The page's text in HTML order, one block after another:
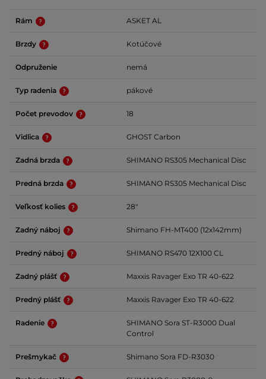
Rám ASKET AL
Brzdy Kotúčové
Odpruženie nemá
Typ radenia pákové
Počet prevodov 18
Vidlica GHOST Carbon
Zadná brzda SHIMANO RS305 Mechanical Disc
Predná brzda SHIMANO RS305 Mechanical Disc
Veľkosť kolies 28"
Zadný náboj Shimano FH-MT400 (12x142mm)
Predný náboj SHIMANO RS470 12X100 CL
Zadný plášť Maxxis Ravager Exo TR 40-622
Predný plášť Maxxis Ravager Exo TR 40-622
Radenie
SHIMANO Sora ST-R3000 Dual
Control
Prešmykač Shimano Sora FD-R3030